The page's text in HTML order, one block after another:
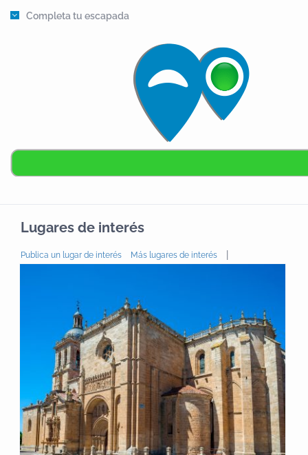
Completa tu escapada
Lugares de interés
Publica un lugar de interés Más lugares de interés